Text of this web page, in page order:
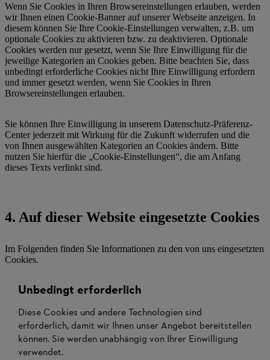
Wenn Sie Cookies in Ihren Browsereinstellungen erlauben, werden
wir Ihnen einen Cookie-Banner auf unserer Webseite anzeigen. In
diesem können Sie Ihre Cookie-Einstellungen verwalten, z.B. um
optionale Cookies zu aktivieren bzw. zu deaktivieren. Optionale
Cookies werden nur gesetzt, wenn Sie Ihre Einwilligung für die
jeweilige Kategorien an Cookies geben. Bitte beachten Sie, dass
unbedingt erforderliche Cookies nicht Ihre Einwilligung erfordern
und immer gesetzt werden, wenn Sie Cookies in Ihren
Browsereinstellungen erlauben.
Sie können Ihre Einwilligung in unserem Datenschutz-Präferenz-
Center jederzeit mit Wirkung für die Zukunft widerrufen und die
von Ihnen ausgewählten Kategorien an Cookies ändern. Bitte
nutzen Sie hierfür die „Cookie-Einstellungen“, die am Anfang
dieses Texts verlinkt sind.
4. Auf dieser Website eingesetzte Cookies
Im Folgenden finden Sie Informationen zu den von uns eingesetzten
Cookies.
Unbedingt erforderlich
Diese Cookies und andere Technologien sind
erforderlich, damit wir Ihnen unser Angebot bereitstellen
können. Sie werden unabhängig von Ihrer Einwilligung
verwendet.